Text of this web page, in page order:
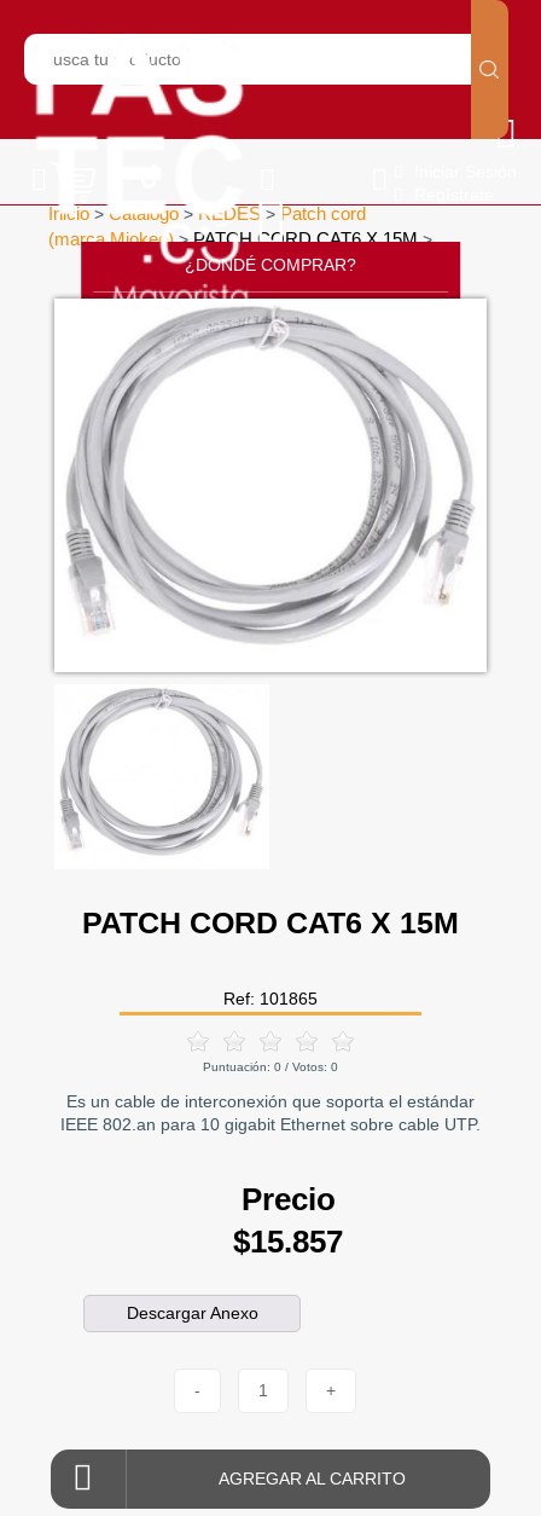
¿DONDÉ COMPRAR?
CONTÁCTANOS
Inicio > Catálogo > REDES > Patch cord
(marca Miokee)>PATCH CORD CAT6 X 15M>
PATCH CORD CAT6 X 15M
Ref: 101865
Puntuación: 0 / Votos: 0
Es un cable de interconexión que soporta el estándar
IEEE 802.an para 10 gigabit Ethernet sobre cable UTP.
Precio
$15.857
Descargar Anexo
- 1 +
AGREGAR AL CARRITO